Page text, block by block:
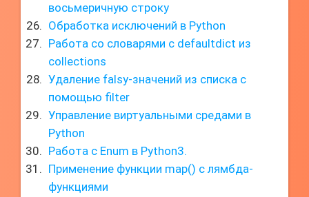
восьмеричную строку
Обработка исключений в Python
Работа со словарями с defaultdict из
collections
Удаление falsy-значений из списка с
помощью filter
Управление виртуальными средами в
Python
Работа с Enum в Python3.
Применение функции map() с лямбда-
функциями